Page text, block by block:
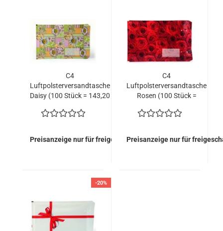
C4
Luftpolsterversandtasche
Daisy (100 Stück = 143,20
Preisanzeige nur für freigeschaltete Kunden
C4
Luftpolsterversandtasche
Rosen (100 Stück =
Preisanzeige nur für
-20%